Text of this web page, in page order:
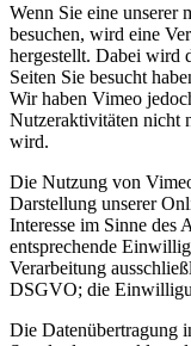
Wenn Sie eine unserer
besuchen, wird eine
hergestellt. Dabei wird
Seiten Sie besucht
Wir haben Vimeo
Nutzeraktivitäten nicht
wird.
Die Nutzung von
Darstellung unserer
Interesse im Sinne
entsprechende
Verarbeitung
DSGVO; die
Die Datenübertragung